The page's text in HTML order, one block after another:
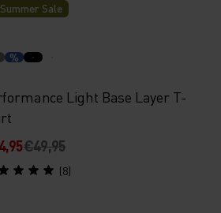
Summer Sale
%
Light Base Layer T-
€49,95
(8)